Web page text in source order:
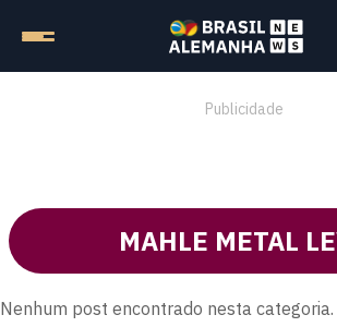
Publicidade
MAHLE METAL
Nenhum post encontrado nesta categoria.